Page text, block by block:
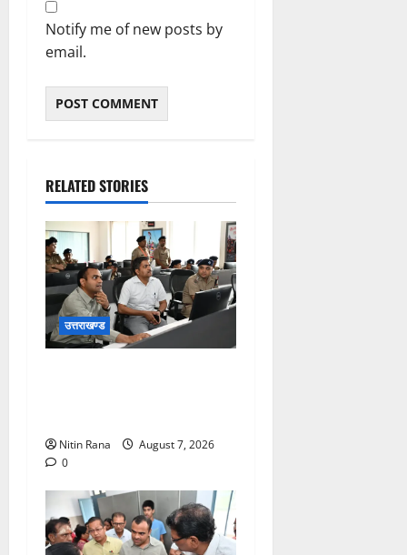
Notify me of new posts by
email.
RELATED STORIES
उत्तराखण्ड
Nitin Rana
August 7, 2026
0